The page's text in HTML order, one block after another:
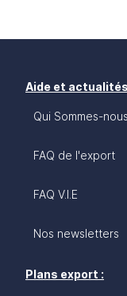
Aide et
Qui Sommes-
FAQ de l'export
FAQ V.I.E
Nos newsletters
Plans export :